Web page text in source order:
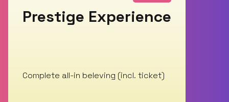
Prestige Experience
Complete all-in beleving (incl. ticket)